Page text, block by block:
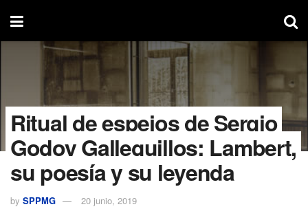
Ritual de espejos de Sergio
Godoy Galleguillos; Lambert,
su poesía y su leyenda
by SPPMG 20 junio, 2019